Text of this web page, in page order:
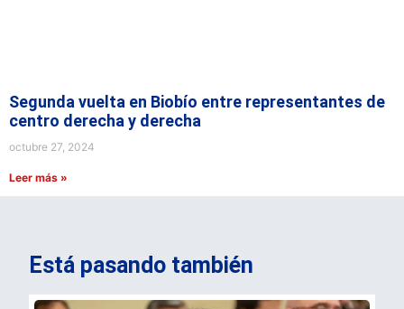
Segunda vuelta en Biobío entre representantes de
centro derecha y derecha
octubre 27, 2024
Leer más »
Está pasando también